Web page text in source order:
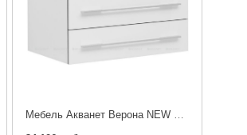
Мебель Акванет Верона NEW 75 (тумба с раковиной), белый матовый